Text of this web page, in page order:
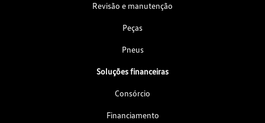
Revisão e manutenção
Peças
Pneus
Soluções financeiras
Consórcio
Financiamento